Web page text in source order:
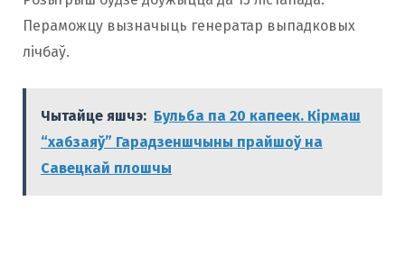
Пераможцу вызначыць генератар выпадковых
лічбаў.
Чытайце яшчэ: Бульба па 20 капеек. Кірмаш
“хабзаяў” Гарадзеншчыны прайшоў на
Савецкай плошчы